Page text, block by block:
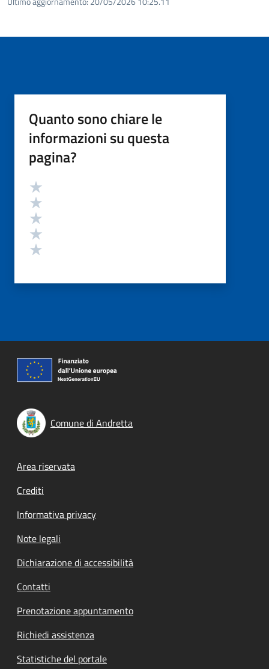
Quanto sono chiare le
informazioni su questa
pagina?
Valutazione
Comune di Andretta
Footer menu
Area riservata
Crediti
Informativa privacy
Note legali
Dichiarazione di accessibilità
Contatti
Prenotazione appuntamento
Richiedi assistenza
Statistiche del portale